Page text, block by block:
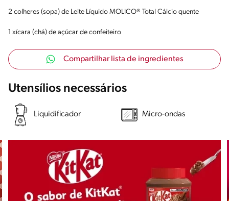
2 colheres (sopa) de Leite Líquido MOLICO® Total Cálcio quente
1 xícara (chá) de açúcar de confeiteiro
Compartilhar lista de ingredientes
Utensílios necessários
Liquidificador Micro-ondas